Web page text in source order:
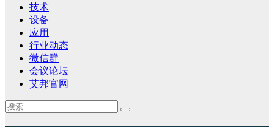
技术
设备
应用
行业动态
微信群
会议论坛
艾邦官网